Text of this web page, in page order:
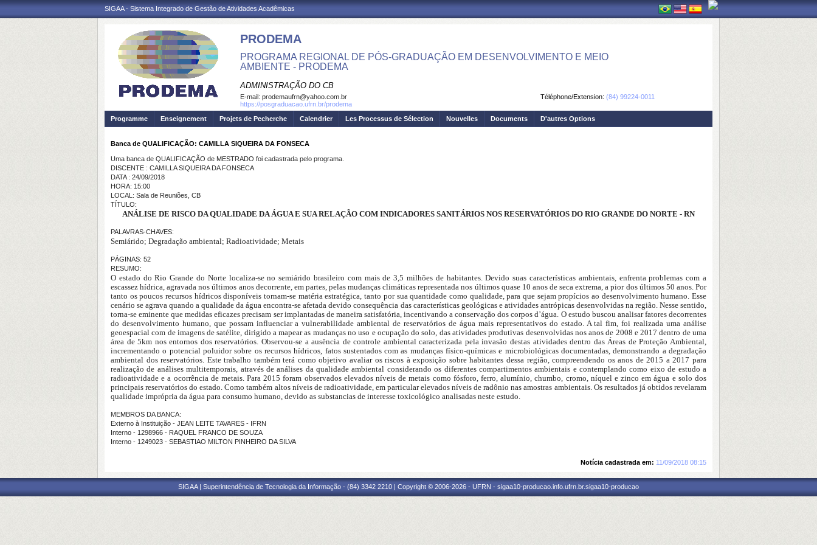
SIGAA - Sistema Integrado de Gestão de Atividades Acadêmicas
PRODEMA
PROGRAMA REGIONAL DE PÓS-GRADUAÇÃO EM DESENVOLVIMENTO E MEIO
AMBIENTE - PRODEMA
ADMINISTRAÇÃO DO CB
Téléphone/Extension: (84) 99224-0011
E-mail: prodemaufrn@yahoo.com.br
https://posgraduacao.ufrn.br/prodema
Programme
Enseignement Projets de Pecherche Calendrier Les Processus de Sélection Nouvelles Documents D'autres Options
Banca de QUALIFICAÇÃO: CAMILLA SIQUEIRA DA FONSECA
Uma banca de QUALIFICAÇÃO de MESTRADO foi cadastrada pelo programa.
DISCENTE : CAMILLA SIQUEIRA DA FONSECA
DATA : 24/09/2018
HORA: 15:00
LOCAL: Sala de Reuniões, CB
TÍTULO:
ANÁLISE DE RISCO DA QUALIDADE DA ÁGUA E SUA RELAÇÃO COM INDICADORES SANITÁRIOS NOS RESERVATÓRIOS DO RIO GRANDE DO NORTE - RN
PALAVRAS-CHAVES:
Semiárido; Degradação ambiental; Radioatividade; Metais
PÁGINAS: 52
RESUMO:
O estado do Rio Grande do Norte localiza-se no semiárido brasileiro com mais de 3,5 milhões de habitantes. Devido suas características ambientais, enfrenta problemas com a
escassez hídrica, agravada nos últimos anos decorrente, em partes, pelas mudanças climáticas representada nos últimos quase 10 anos de seca extrema, a pior dos últimos 50 anos. Por
tanto os poucos recursos hídricos disponíveis tornam-se matéria estratégica, tanto por sua quantidade como qualidade, para que sejam propícios ao desenvolvimento humano. Esse
cenário se agrava quando a qualidade da água encontra-se afetada devido consequência das características geológicas e atividades antrópicas desenvolvidas na região. Nesse sentido,
torna-se eminente que medidas eficazes precisam ser implantadas de maneira satisfatória, incentivando a conservação dos corpos d’água. O estudo buscou analisar fatores decorrentes
do desenvolvimento humano, que possam influenciar a vulnerabilidade ambiental de reservatórios de água mais representativos do estado. A tal fim, foi realizada uma análise
geoespacial com de imagens de satélite, dirigido a mapear as mudanças no uso e ocupação do solo, das atividades produtivas desenvolvidas nos anos de 2008 e 2017 dentro de uma
área de 5km nos entornos dos reservatórios. Observou-se a ausência de controle ambiental caracterizada pela invasão destas atividades dentro das Áreas de Proteção Ambiental,
incrementando o potencial poluidor sobre os recursos hídricos, fatos sustentados com as mudanças físico-químicas e microbiológicas documentadas, demonstrando a degradação
ambiental dos reservatórios. Este trabalho também terá como objetivo avaliar os riscos à exposição sobre habitantes dessa região, compreendendo os anos de 2015 a 2017 para
realização de análises multitemporais, através de análises da qualidade ambiental considerando os diferentes compartimentos ambientais e contemplando como eixo de estudo a
radioatividade e a ocorrência de metais. Para 2015 foram observados elevados níveis de metais como fósforo, ferro, alumínio, chumbo, cromo, níquel e zinco em água e solo dos
principais reservatórios do estado. Como também altos níveis de radioatividade, em particular elevados níveis de radônio nas amostras ambientais. Os resultados já obtidos revelaram
qualidade imprópria da água para consumo humano, devido as substancias de interesse toxicológico analisadas neste estudo.
MEMBROS DA BANCA:
Externo à Instituição - JEAN LEITE TAVARES - IFRN
Interno - 1298966 - RAQUEL FRANCO DE SOUZA
Interno - 1249023 - SEBASTIAO MILTON PINHEIRO DA SILVA
Notícia cadastrada em: 11/09/2018 08:15
SIGAA | Superintendência de Tecnologia da Informação - (84) 3342 2210 | Copyright © 2006-2026 - UFRN - sigaa10-producao.info.ufrn.br.sigaa10-producao